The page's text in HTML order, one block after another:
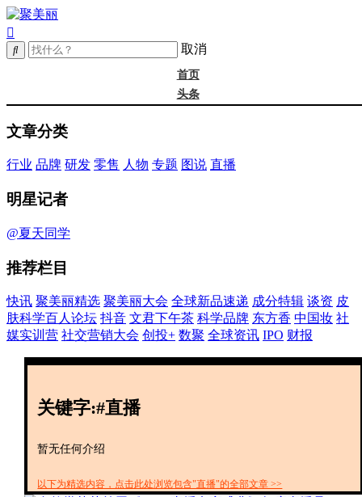
取消
首页
头条
成分
中国妆
实训营
创投+
文章分类
行业 品牌 研发 零售 人物 专题 图说 直播
明星记者
@夏天同学
推荐栏目
快讯 聚美丽精选 聚美丽大会 全球新品速递 成分特辑 谈资 皮
肤科学百人论坛 抖音 文君下午茶 科学品牌 东方香 中国妆 社
媒实训营 社交营销大会 创投+ 数聚 全球资讯 IPO 财报
关键字:#直播
暂无任何介绍
以下为精选内容，点击此处浏览包含"直播"的全部文章 >>